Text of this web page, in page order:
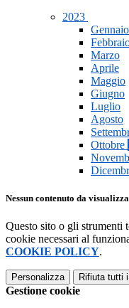
2023
Gennaio
Marzo
Aprile
Maggio
Giugno
Luglio
Agosto
Ottobre
Nessun contenuto da
Questo sito o gli strumenti
cookie necessari al
COOKIE POLICY.
Personalizza Rifiuta tutti
Gestione cookie